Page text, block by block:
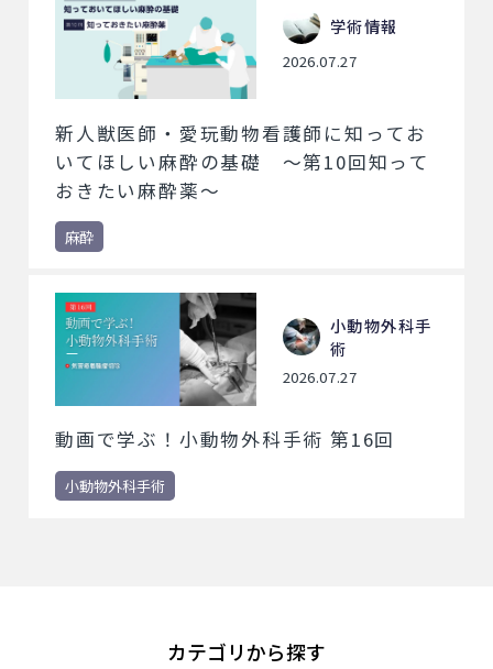
学術情報
2026.07.27
新人獣医師・愛玩動物看護師に知ってお
いてほしい麻酔の基礎 ～第10回知って
おきたい麻酔薬～
麻酔
小動物外科手
術
2026.07.27
動画で学ぶ！小動物外科手術 第16回
小動物外科手術
カテゴリから探す